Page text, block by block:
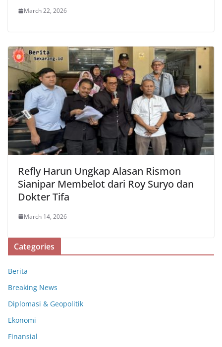
March 22, 2026
Refly Harun Ungkap Alasan Rismon
Sianipar Membelot dari Roy Suryo dan
Dokter Tifa
March 14, 2026
Categories
Berita
Breaking News
Diplomasi & Geopolitik
Ekonomi
Finansial